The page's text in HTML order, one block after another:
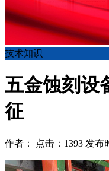
技术知识
五金蚀刻设
征
作者： 点击：1393 发布